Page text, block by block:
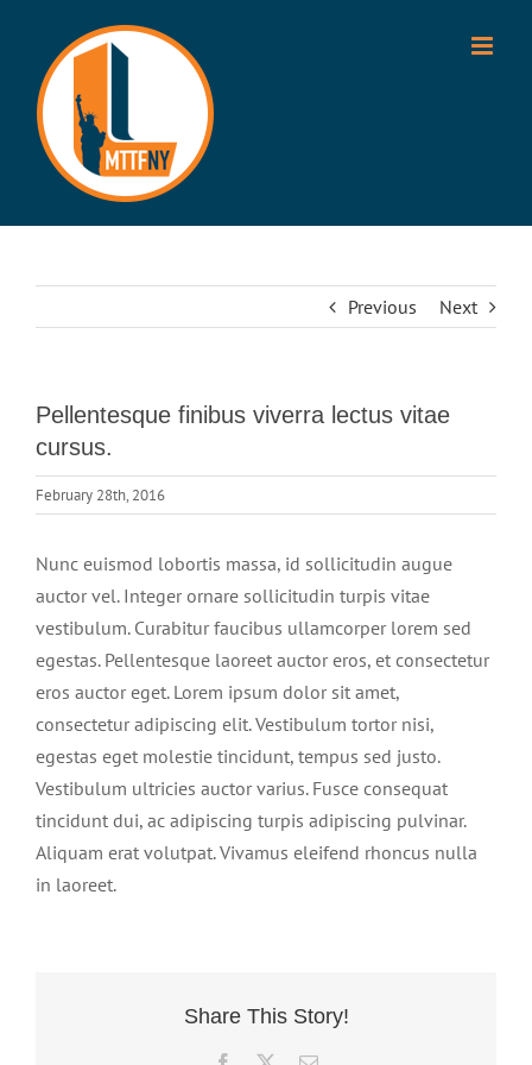
content
Previous Next
Pellentesque finibus viverra lectus vitae
cursus.
February 28th, 2016
Nunc euismod lobortis massa, id sollicitudin augue
auctor vel. Integer ornare sollicitudin turpis vitae
vestibulum. Curabitur faucibus ullamcorper lorem sed
egestas. Pellentesque laoreet auctor eros, et consectetur
eros auctor eget. Lorem ipsum dolor sit amet,
consectetur adipiscing elit. Vestibulum tortor nisi,
egestas eget molestie tincidunt, tempus sed justo.
Vestibulum ultricies auctor varius. Fusce consequat
tincidunt dui, ac adipiscing turpis adipiscing pulvinar.
Aliquam erat volutpat. Vivamus eleifend rhoncus nulla
in laoreet.
Share This Story!